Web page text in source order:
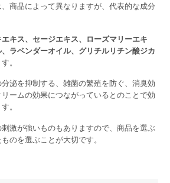
商品によって異なりますが、代表的な成分
キス、セージエキス、ローズマリーエキ
ラベンダーオイル、グリチルリチン酸ジカ
。
泌を抑制する、雑菌の繁殖を防ぐ、消臭効
ームの効果につながっているとのことで効
。
激が強いものもありますので、商品を選ぶ
のを選ぶことが大切です。